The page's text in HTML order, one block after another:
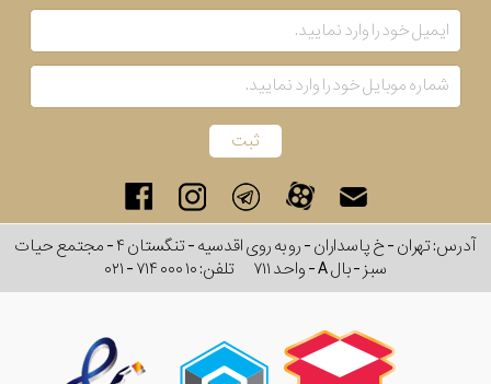
موتور
رنگ
آدرس: تهران - خ پاسداران - رو به روی اقدسیه - تنگستان ۴ - مجتمع حیات
سبز - بال A - واحد ۷۱۱
تلفن:۰۲۱ - ۷۱۴ ۰۰۰ ۱۰